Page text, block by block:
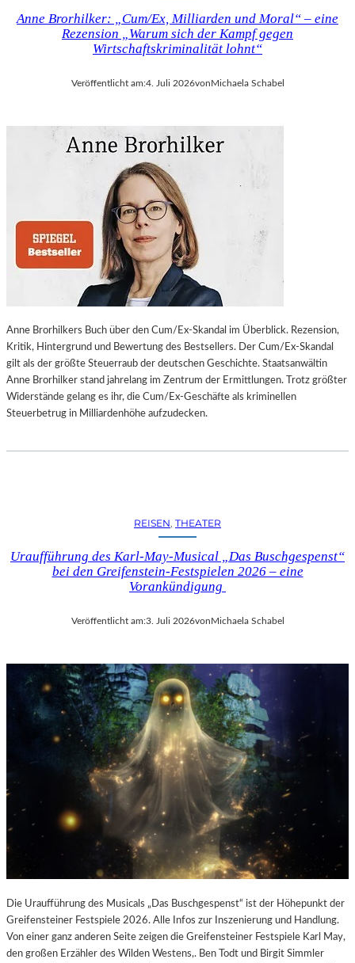
Anne Brorhilker: „Cum/Ex, Milliarden und Moral“ – eine
Rezension „Warum sich der Kampf gegen
Wirtschaftskriminalität lohnt“
Veröffentlicht am:4. Juli 2026vonMichaela Schabel
Anne Brorhilkers Buch über den Cum/Ex-Skandal im Überblick. Rezension,
Kritik, Hintergrund und Bewertung des Bestsellers. Der Cum/Ex-Skandal
gilt als der größte Steuerraub der deutschen Geschichte. Staatsanwältin
Anne Brorhilker stand jahrelang im Zentrum der Ermittlungen. Trotz größter
Widerstände gelang es ihr, die Cum/Ex-Geschäfte als kriminellen
Steuerbetrug in Milliardenhöhe aufzudecken.
REISEN, THEATER
Uraufführung des Karl-May-Musical „Das Buschgespenst“
bei den Greifenstein-Festspielen 2026 – eine
Vorankündigung
Veröffentlicht am:3. Juli 2026vonMichaela Schabel
Die Uraufführung des Musicals „Das Buschgespenst“ ist der Höhepunkt der
Greifensteiner Festspiele 2026. Alle Infos zur Inszenierung und Handlung.
Von einer ganz anderen Seite zeigen die Greifensteiner Festspiele Karl May,
den großen Erzähler des Wilden Westens,. Ben Todt und Birgit Simmler